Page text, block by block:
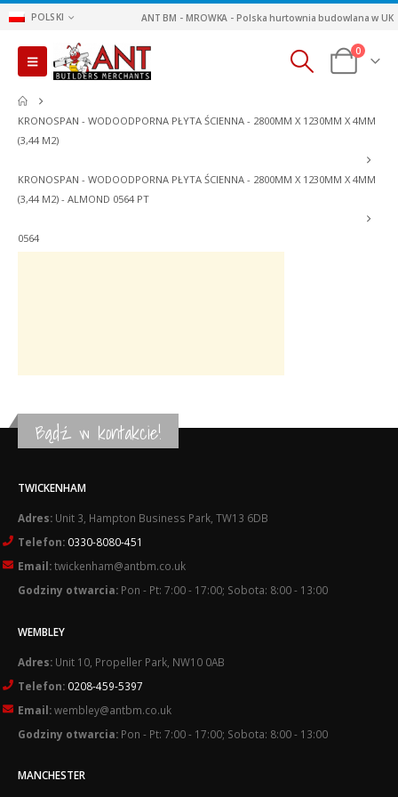
POLSKI ANT BM - MROWKA - Polska hurtownia budowlana w UK
0
KRONOSPAN - WODOODPORNA PŁYTA ŚCIENNA - 2800MM X 1230MM X 4MM
(3,44 M2)
KRONOSPAN - WODOODPORNA PŁYTA ŚCIENNA - 2800MM X 1230MM X 4MM
(3,44 M2) - ALMOND 0564 PT
0564
Bądź w kontakcie!
TWICKENHAM
Adres: Unit 3, Hampton Business Park, TW13 6DB
Telefon: 0330-8080-451
Email:twickenham@antbm.co.uk
Godziny otwarcia: Pon - Pt: 7:00 - 17:00; Sobota: 8:00 - 13:00
WEMBLEY
Adres: Unit 10, Propeller Park, NW10 0AB
Telefon: 0208-459-5397
Email:wembley@antbm.co.uk
Godziny otwarcia: Pon - Pt: 7:00 - 17:00; Sobota: 8:00 - 13:00
MANCHESTER